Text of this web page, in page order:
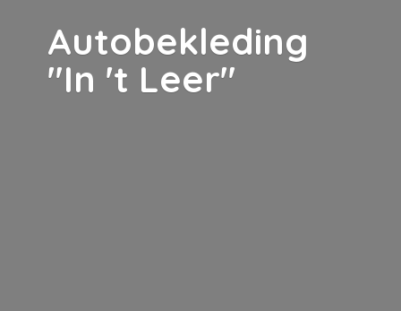
Autobekleding
"In 't Leer"